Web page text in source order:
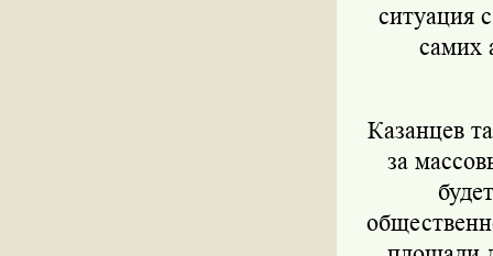
ситуация
самих
Казанцев
за